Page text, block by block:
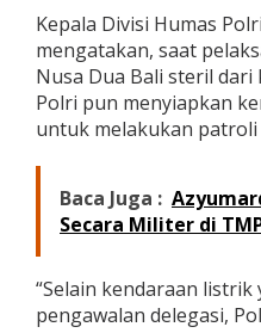
j
u
n
k
a
n
t
r
i
B
Kepala Divisi Humas
mengatakan, saat
Nusa Dua Bali steril
Polri pun menyiapkan
untuk melakukan patroli
Baca Juga :
Secara Militer di
“Selain kendaraan
pengawalan delegasi,